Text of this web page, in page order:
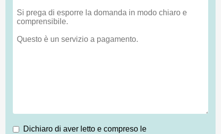
Dichiaro di aver letto e compreso le